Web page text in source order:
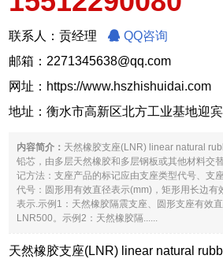
联系人：贡经理
QQ咨询
邮箱：2271345638@qq.com
网址： https://www.hszhishuidai.com
地址：衡水市高新区北方工业基地迎
内容简介： 天然橡胶支座(LNR) linear natural
铅芯，由多层天然橡胶和多层钢板或其他材料交
记方法：支座产品的标记应由支座类型代号、支
代号：圆形用有效直径表示(mm)，矩形用长边有
表示.示例1：天然橡胶隔震支座、圆形支座有效
LNR500。示例2：天然橡胶隔......
天然橡胶支座(LNR) linear natural